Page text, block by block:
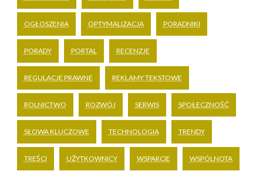
OGŁOSZENIA OPTYMALIZACJA PORADNIKI
PORADY PORTAL RECENZJE
REGULACJE PRAWNE REKLAMY TEKSTOWE
ROLNICTWO ROZWÓJ SERWIS SPOŁECZNOŚĆ
SŁOWA KLUCZOWE TECHNOLOGIA TRENDY
TREŚCI UŻYTKOWNICY WSPARCIE WSPÓLNOTA